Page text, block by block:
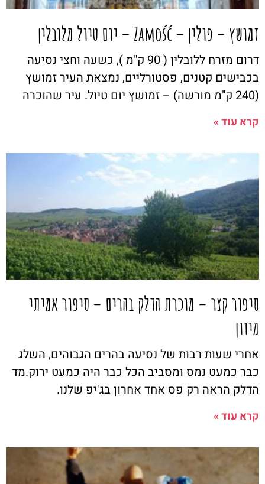
זמושץ – פולין – Zamość – יום טיול מלובלין
דרום מזרח ללובלין ( 90 ק"מ ), כשעה וחצי נסיעה
בכבישים קטנים, פסטורליים, נמצאת העיר זמושץ
(240 ק"מ מורשה) – זמושץ יום טיול. עיר שהוכרה
קרא עוד »
סיפור קצר – מוכרת הדלק בהרים – סיפור אמיתי
מיוון
אחרי שעות רבות של נסיעה בהרים הגבוהים, השלג
כבר כמעט נמס ומסביב הכל כבר היה כמעט ירוק.מד
הדלק הראה רק פס אחד אחרון בג'יפ שלנו.
קרא עוד »